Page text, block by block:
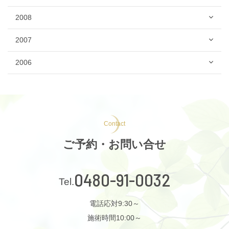
2008
2007
2006
Contact
ご予約・お問い合せ
0480-91-0032
電話応対9:30～
施術時間10:00～